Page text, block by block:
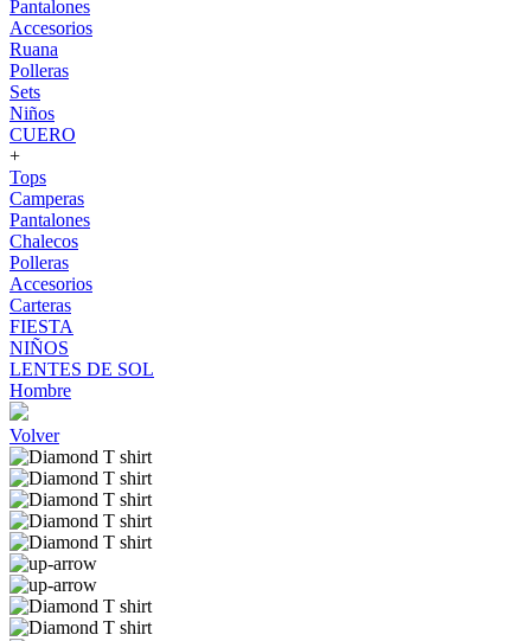
Pantalones
Accesorios
Ruana
Polleras
Sets
Niños
CUERO
+
Tops
Camperas
Pantalones
Chalecos
Polleras
Accesorios
Carteras
FIESTA
NIÑOS
LENTES DE SOL
Hombre
Volver